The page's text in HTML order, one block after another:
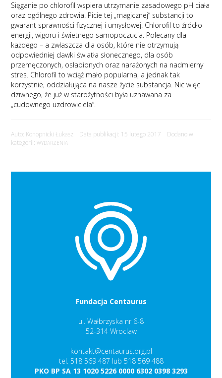
Sięganie po chlorofil wspiera utrzymanie zasadowego pH ciała
oraz ogólnego zdrowia. Picie tej „magicznej” substancji to
gwarant sprawności fizycznej i umysłowej. Chlorofil to źródło
energii, wigoru i świetnego samopoczucia. Polecany dla
każdego – a zwłaszcza dla osób, które nie otrzymują
odpowiedniej dawki światła słonecznego, dla osób
przemęczonych, osłabionych oraz narażonych na nadmierny
stres. Chlorofil to wciąż mało popularna, a jednak tak
korzystnie, oddziałująca na nasze życie substancja. Nic więc
dziwnego, że już w starożytności była uznawana za
„cudownego uzdrowiciela”.
Auto: Konopnicki Łukasz Data publikacji: 15 lutego 2017 Dodano w
kategorii:WYDARZENIA
Fundacja Centaurus
ul. Wałbrzyska nr 6-8
52-314 Wroclaw
kontakt@centaurus.org.pl
tel. 518 569 487 lub 518 569 488
PKO BP SA 13 1020 5226 0000 6302 0398 3293